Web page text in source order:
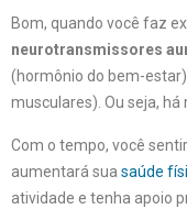
Bom, quando você faz
neurotransmissores
(hormônio do bem-
musculares). Ou seja, há
Com o tempo, você
aumentará sua saúde
atividade e tenha apoio